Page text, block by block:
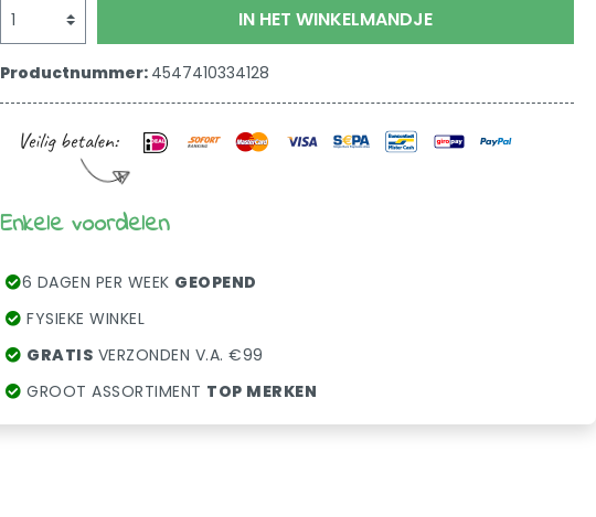
IN HET WINKELMANDJE
Productnummer: 4547410334128
Enkele voordelen
6 DAGEN PER WEEK GEOPEND
FYSIEKE WINKEL
GRATIS VERZONDEN V.A. €99
GROOT ASSORTIMENT TOP MERKEN